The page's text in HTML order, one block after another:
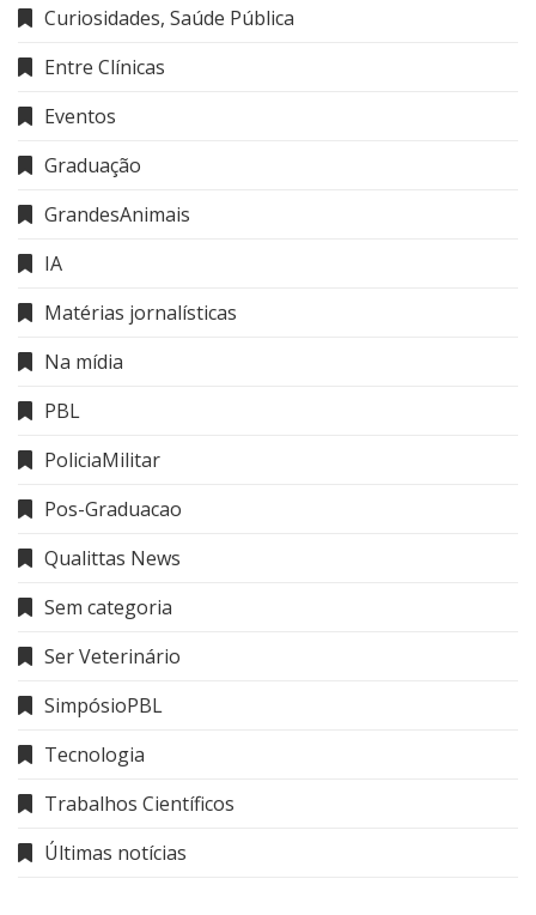
Curiosidades, Saúde Pública
Entre Clínicas
Eventos
Graduação
GrandesAnimais
IA
Matérias jornalísticas
Na mídia
PBL
PoliciaMilitar
Pos-Graduacao
Qualittas News
Sem categoria
Ser Veterinário
SimpósioPBL
Tecnologia
Trabalhos Científicos
Últimas notícias